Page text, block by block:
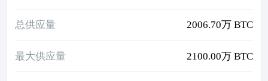
总供应量 2006.70万 BTC
最大供应量 2100.00万 BTC